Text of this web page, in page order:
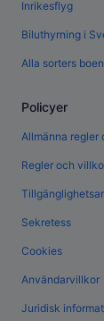
Inrikesflyg
Biluthyrning i
Alla sorters
Policyer
Allmänna regler
Regler och
Sekretess
Cookies
Användarvillkor
Juridisk